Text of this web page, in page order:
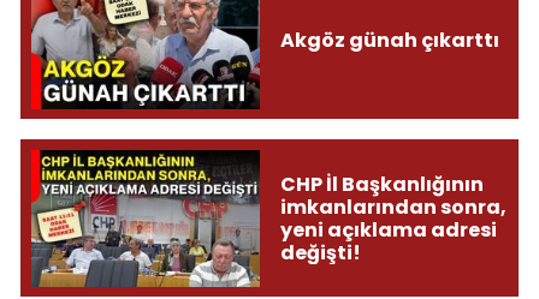
Akgöz günah çıkarttı
CHP İl Başkanlığının
imkanlarından sonra,
yeni açıklama adresi
değişti!